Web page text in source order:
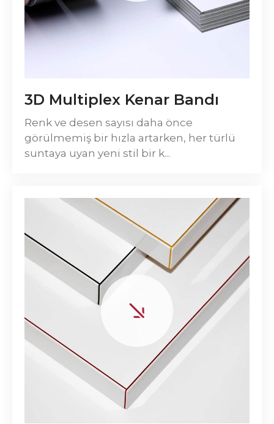
3D Multiplex Kenar Bandı
Renk ve desen sayısı daha önce
görülmemiş bir hızla artarken, her türlü
suntaya uyan yeni stil bir k...